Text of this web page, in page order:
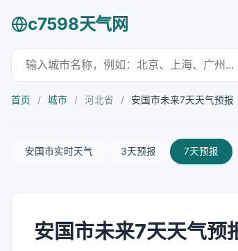
c7598天气网
首页 / 城市 / 河北省 / 安国市未来7天天气预报
安国市实时天气 3天预报 7天预报
安国市未来7天天气预